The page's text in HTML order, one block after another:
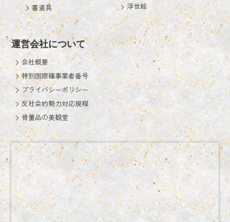
書道具
浮世絵
運営会社について
会社概要
特別国際種事業者番号
プライバシーポリシー
反社会的勢力対応規程
骨董品の美観堂